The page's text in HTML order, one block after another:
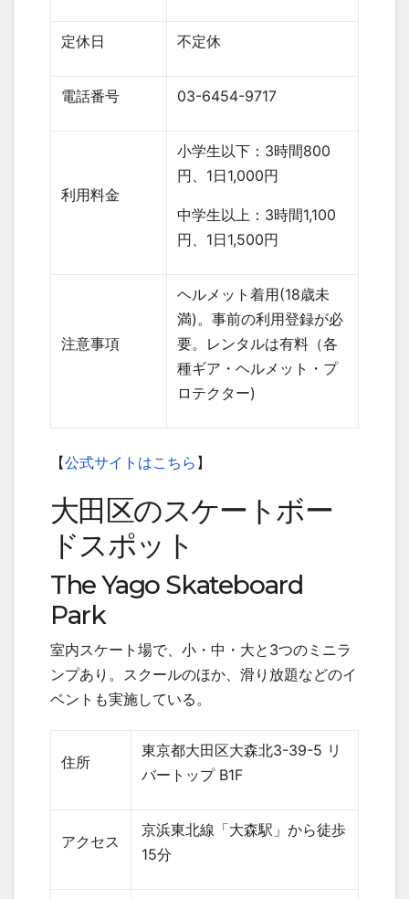
定休日 不定休
電話番号 03-6454-9717
利用料金
小学生以下： 3時間800
円、 1日1,000円
中学生以上： 3時間1,100
円、 1日1,500円
注意事項
ヘルメット着用(18歳未
満)。事前の利用登録が必
要。レンタルは有料（各
種ギア・ヘルメット・プ
ロテクター)
【公式サイトはこちら 】
大田区のスケートボー
ドスポット
The Yago Skateboard
Park
室内スケート場で、小・中・大と 3つのミニラ
ンプあり。スクールのほか、滑り放題などのイ
ベントも実施している。
住所
東京都大田区大森北3-39-5 リ
バートップB1F
アクセス
京浜東北線「大森駅」から徒歩
15分